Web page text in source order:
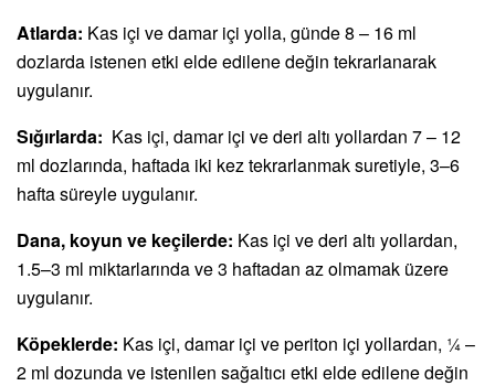
Atlarda: Kas içi ve damar içi yolla, günde 8 – 16 ml
dozlarda istenen etki elde edilene değin tekrarlanarak
uygulanır.
Sığırlarda: Kas içi, damar içi ve deri altı yollardan 7 – 12
ml dozlarında, haftada iki kez tekrarlanmak suretiyle, 3–6
hafta süreyle uygulanır.
Dana, koyun ve keçilerde: Kas içi ve deri altı yollardan,
1.5–3 ml miktarlarında ve 3 haftadan az olmamak üzere
uygulanır.
Köpeklerde: Kas içi, damar içi ve periton içi yollardan, ¼ –
2 ml dozunda ve istenilen sağaltıcı etki elde edilene değin